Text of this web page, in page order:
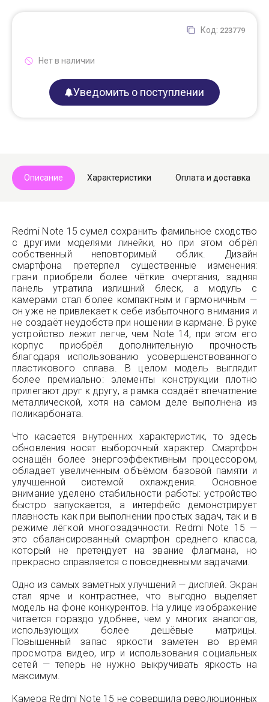
Код: 223779
Нет в наличии
Уведомить о поступлении
Описание Характеристики Оплата и доставка
Redmi Note 15 сумел сохранить фамильное сходство
с другими моделями линейки, но при этом обрёл
собственный неповторимый облик. Дизайн
смартфона претерпел существенные изменения:
грани приобрели более чёткие очертания, задняя
панель утратила излишний блеск, а модуль с
камерами стал более компактным и гармоничным —
он уже не привлекает к себе избыточного внимания и
не создаёт неудобств при ношении в кармане. В руке
устройство лежит легче, чем Note 14, при этом его
корпус приобрёл дополнительную прочность
благодаря использованию усовершенствованного
пластикового сплава. В целом модель выглядит
более премиально: элементы конструкции плотно
прилегают друг к другу, а рамка создаёт впечатление
металлической, хотя на самом деле выполнена из
поликарбоната.
Что касается внутренних характеристик, то здесь
обновления носят выборочный характер. Смартфон
оснащён более энергоэффективным процессором,
обладает увеличенным объёмом базовой памяти и
улучшенной системой охлаждения. Основное
внимание уделено стабильности работы: устройство
быстро запускается, а интерфейс демонстрирует
плавность как при выполнении простых задач, так и в
режиме лёгкой многозадачности. Redmi Note 15 —
это сбалансированный смартфон среднего класса,
который не претендует на звание флагмана, но
прекрасно справляется с повседневными задачами.
Одно из самых заметных улучшений — дисплей. Экран
стал ярче и контрастнее, что выгодно выделяет
модель на фоне конкурентов. На улице изображение
читается гораздо удобнее, чем у многих аналогов,
использующих более дешёвые матрицы.
Повышенный запас яркости заметен во время
просмотра видео, игр и использования социальных
сетей — теперь не нужно выкручивать яркость на
максимум.
Камера Redmi Note 15 не совершила революционных